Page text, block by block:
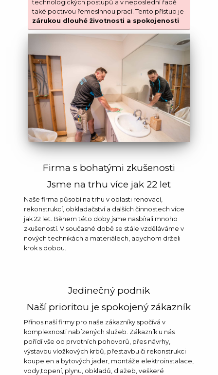
technologických postupů a v neposlední řadě
také poctivou řemeslnnou prací. Tento přístup je
zárukou dlouhé životnosti a spokojenosti
Firma s bohatými zkušenosti
Jsme na trhu více jak 22 let
Naše firma působí na trhu v oblasti renovací,
rekonstrukcí, obkladačství a dalších činnostech více
jak 22 let. Během této doby jsme nasbírali mnoho
zkušeností. V současné době se stále vzděláváme v
nových technikách a materiálech, abychom drželi
krok s dobou.
Jedinečný podnik
Naší prioritou je spokojený zákazník
Přínos naší firmy pro naše zákazníky spočívá v
komplexnosti nabízených služeb. Zákazník u nás
pořídí vše od prvotních pohovorů, přes návrhy,
výstavbu vložkových krbů, přestavbu či rekonstrukci
koupelen a bytových jader, montáže elektroinstalace,
vody,topení, plynu, obkladů, dlažeb, veškeré